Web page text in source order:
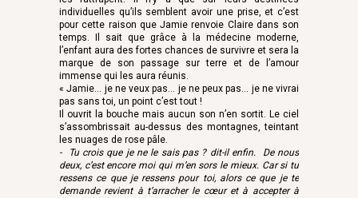
individuelles qu’ils semblent avoir une prise, et c’est
pour cette raison que Jamie renvoie Claire dans son
temps. Il sait que grâce à la médecine moderne,
l’enfant aura des fortes chances de survivre et sera la
marque de son passage sur terre et de l’amour
immense qui les aura réunis.
« Jamie… je ne veux pas… je ne peux pas… je ne vivrai
pas sans toi, un point c’est tout !
Il ouvrit la bouche mais aucun son n’en sortit. Le ciel
s’assombrissait au-dessus des montagnes, teintant
les nuages de rose pâle.
- Tu crois que je ne le sais pas ? dit-il enfin. De nous
deux, c’est encore moi qui m’en sors le mieux. Car si tu
ressens ce que je ressens pour toi, alors ce que je te
demande revient à t’arracher le cœur et à accepter à